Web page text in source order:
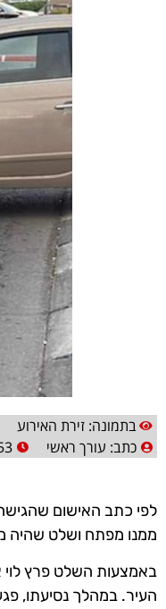
בתמונה: זירת האירוע
כתב: עורך ראשי
לפי כתב האישום
ממנו מפתח ושלט שהיה
באמצעות השלט פרץ לוי
העיר. במהלך נסיעתו,